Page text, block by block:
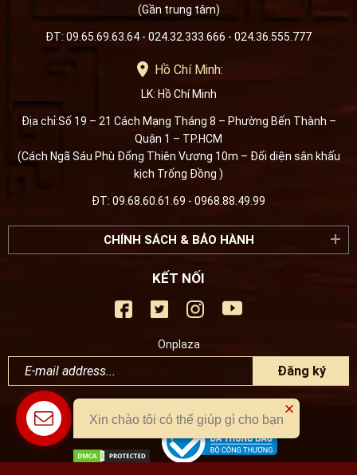
(Gần trung tâm)
ĐT: 09.65.69.63.64 - 024.32.333.666 - 024.36.555.777
Hồ Chí Minh:
LK: Hồ Chí Minh
Địa chỉ:Số 19 – 21 Cách Mạng Tháng 8 – Phường Bến Thành –
Quận 1 – TP.HCM
(Cách Ngã Sáu Phù Đổng Thiên Vương 10m – Đối diện sân khấu
kịch Trống Đồng )
ĐT: 09.68.60.61.69 - 0968.88.49.99
CHÍNH SÁCH & BẢO HÀNH
KẾT NỐI
Onplaza
Đăng ký
Xin chào tôi có thể giúp gì cho bạn